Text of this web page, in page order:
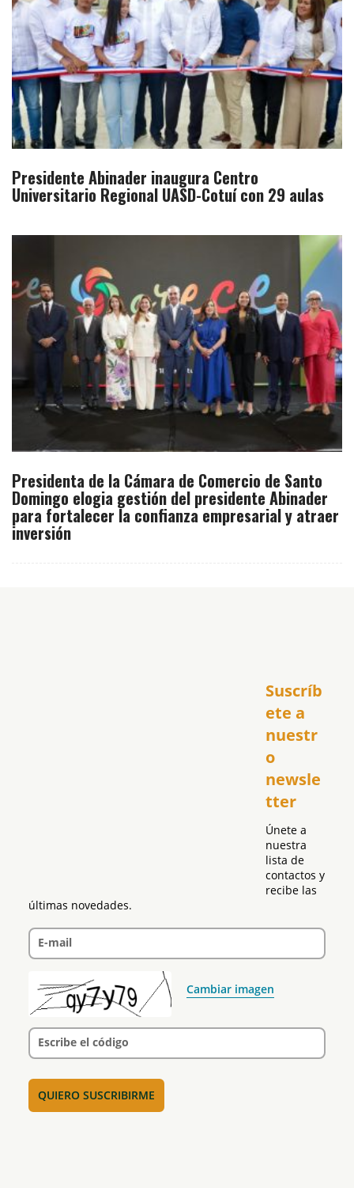
Presidente Abinader inaugura Centro
Universitario Regional UASD-Cotuí con 29 aulas
Presidenta de la Cámara de Comercio de Santo
Domingo elogia gestión del presidente Abinader
para fortalecer la confianza empresarial y atraer
inversión
Suscríb
ete a
nuestr
o
newsle
tter
Únete a
nuestra
lista de
contactos y
recibe las
últimas novedades.
E-mail
Cambiar imagen
Escribe el código